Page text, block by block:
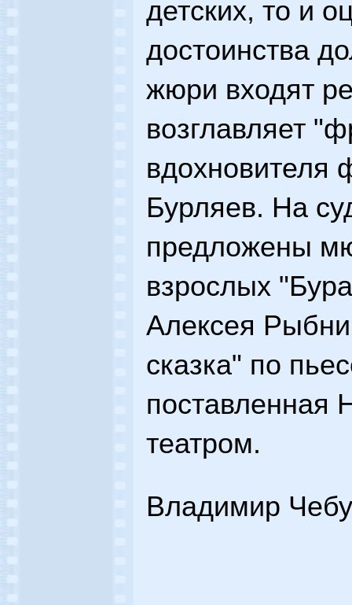
детских, то и
достоинства
жюри входят
возглавляет
вдохновителя
Бурляев. На
предложены
взрослых
Алексея
сказка" по
поставленная
театром.
Владимир